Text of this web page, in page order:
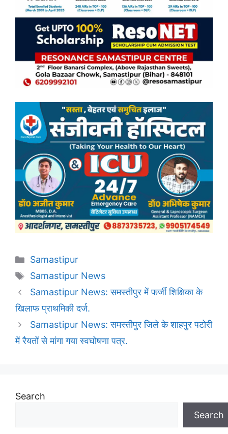
Categories
Samastipur
Tags
Samastipur News
Samastipur News: समस्तीपुर में फर्जी शिक्षिका के
खिलाफ प्राथमिकी दर्ज.
Samastipur News: समस्तीपुर जिले के शाहपुर पटोरी
में रैयतों से मांगा गया स्वघोषणा पत्र.
Search
Search